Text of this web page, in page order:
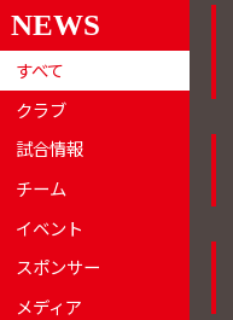
NEWS
すべて
クラブ
試合情報
チーム
イベント
スポンサー
メディア